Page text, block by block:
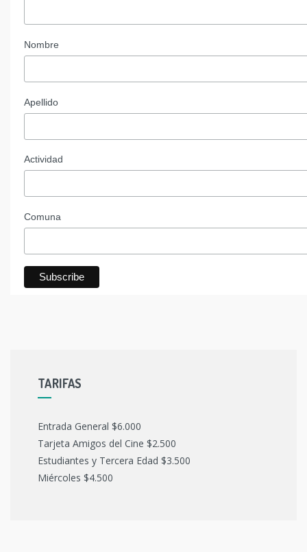
Nombre
Apellido
Actividad
Comuna
TARIFAS
Entrada General $6.000
Tarjeta Amigos del Cine $2.500
Estudiantes y Tercera Edad $3.500
Miércoles $4.500